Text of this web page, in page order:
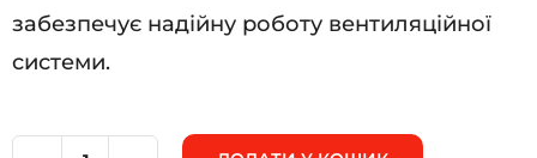
забезпечує надійну роботу вентиляційної
системи.